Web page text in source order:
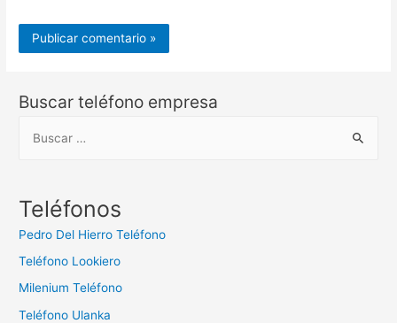
Buscar teléfono empresa
c
:
Teléfonos
Pedro Del Hierro Teléfono
Teléfono Lookiero
Milenium Teléfono
Teléfono Ulanka